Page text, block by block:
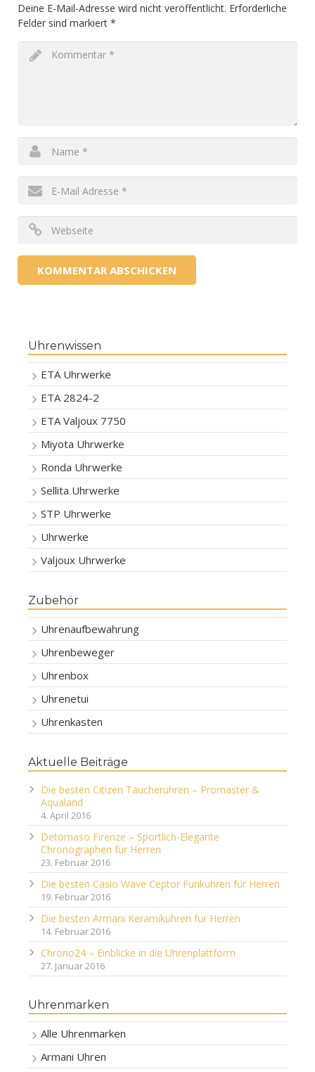
Deine E-Mail-Adresse wird nicht veröffentlicht. Erforderliche
Felder sind markiert *
Uhrenwissen
ETA Uhrwerke
ETA 2824-2
ETA Valjoux 7750
Miyota Uhrwerke
Ronda Uhrwerke
Sellita Uhrwerke
STP Uhrwerke
Uhrwerke
Valjoux Uhrwerke
Zubehör
Uhrenaufbewahrung
Uhrenbeweger
Uhrenbox
Uhrenetui
Uhrenkasten
Aktuelle Beiträge
Die besten Citizen Taucheruhren – Promaster &
Aqualand
4. April 2016
Detomaso Firenze – Sportlich-Elegante
Chronographen für Herren
23. Februar 2016
Die besten Casio Wave Ceptor Funkuhren für Herren
19. Februar 2016
Die besten Armani Keramikuhren für Herren
14. Februar 2016
Chrono24 – Einblicke in die Uhrenplattform
27. Januar 2016
Uhrenmarken
Alle Uhrenmarken
Armani Uhren